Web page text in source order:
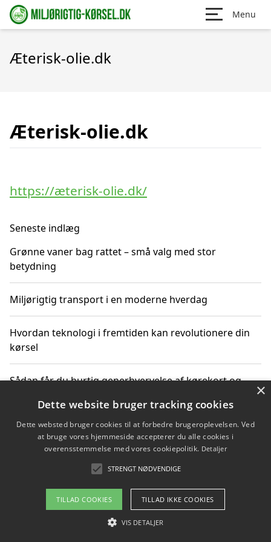
Menu
Æterisk-olie.dk
Æterisk-olie.dk
https://æterisk-olie.dk/
Seneste indlæg
Grønne vaner bag rattet – små valg med stor
betydning
Miljørigtig transport i en moderne hverdag
Hvordan teknologi i fremtiden kan revolutionere din
kørsel
Sådan får du hurtig generhvervelse af kørekort og
Sådan lærer du miljørigtig kørsel hos en køreskole i
Gentofte
Copyright 2026 - Pilanto Aps
Om / kontakt
×
Dette website bruger tracking cookies
Dette websted bruger cookies til at forbedre brugeroplevelsen. Ved
at bruge vores hjemmeside accepterer du alle cookies i
overensstemmelse med vores cookiepolitik. Detaljer
STRENGT NØDVENDIGE
TILLAD COOKIES TILLAD IKKE COOKIES
VIS DETALJER